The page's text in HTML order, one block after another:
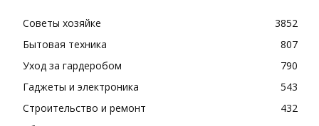
Советы хозяйке
3852
Бытовая техника
807
Уход за гардеробом
790
Гаджеты и электроника
543
Строительство и ремонт
432